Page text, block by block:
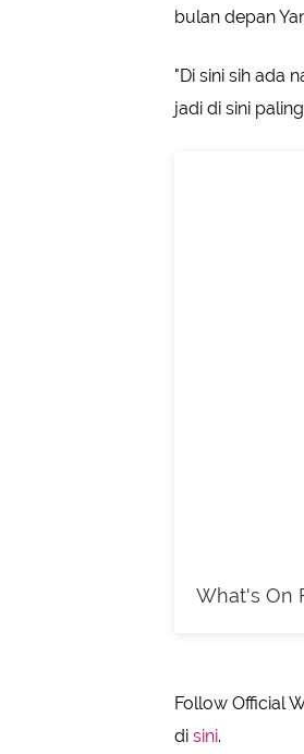
bulan depan
"Di sini sih ada
jadi di sini
What's On
Follow Official
di sini.